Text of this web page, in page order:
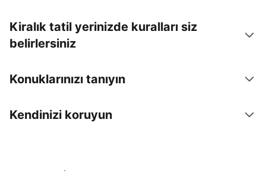
Kiralık tatil yerinizde kuralları siz
belirlersiniz
Konuklarınızı tanıyın
Kendinizi koruyun
Hemen tesis yayınla